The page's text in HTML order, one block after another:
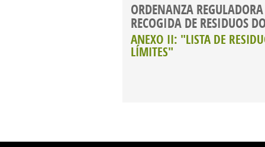
ORDENANZA
RECOGIDA DE RESIDUOS
ANEXO II: "LISTA DE
LÍMITES"